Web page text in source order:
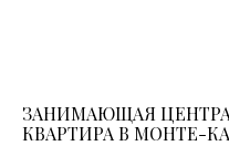
ЗАНИМАЮЩАЯ
КВАРТИРА В МОНТЕ-